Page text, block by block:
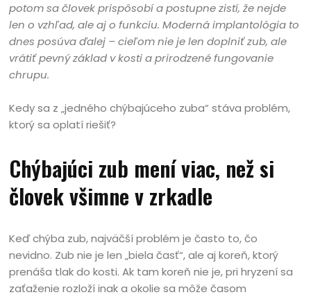
potom sa človek prispôsobí a postupne zistí, že nejde
len o vzhľad, ale aj o funkciu. Moderná implantológia to
dnes posúva ďalej – cieľom nie je len doplniť zub, ale
vrátiť pevný základ v kosti a prirodzené fungovanie
chrupu.
Kedy sa z „jedného chýbajúceho zuba“ stáva problém,
ktorý sa oplatí riešiť?
Chýbajúci zub mení viac, než si
človek všimne v zrkadle
Keď chýba zub, najväčší problém je často to, čo
nevidno. Zub nie je len „biela časť“, ale aj koreň, ktorý
prenáša tlak do kosti. Ak tam koreň nie je, pri hryzení sa
zaťaženie rozloží inak a okolie sa môže časom